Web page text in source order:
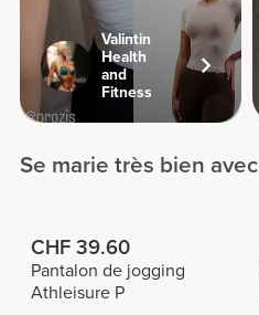
Valintin
Health
and
Fitness
Se marie très bien avec
CHF 39.60
Pantalon de jogging
Athleisure P